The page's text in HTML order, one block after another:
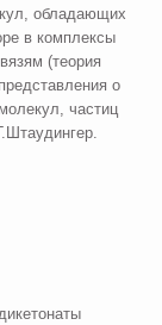
обладающих
в комплексы
(теория
о
частиц